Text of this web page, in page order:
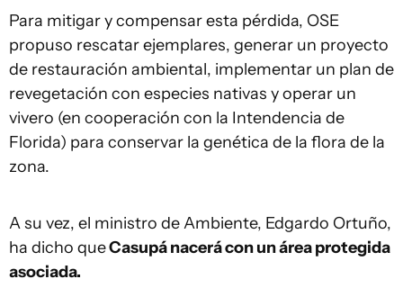
Para mitigar y compensar esta pérdida, OSE
propuso rescatar ejemplares, generar un proyecto
de restauración ambiental, implementar un plan de
revegetación con especies nativas y operar un
vivero (en cooperación con la Intendencia de
Florida) para conservar la genética de la flora de la
zona.
A su vez, el ministro de Ambiente, Edgardo Ortuño,
ha dicho queCasupá nacerá con un área protegida
asociada.